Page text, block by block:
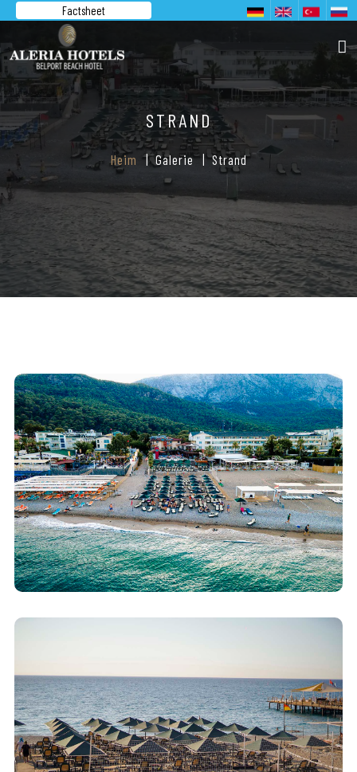
Factsheet
STRAND
Heim Galerie Strand